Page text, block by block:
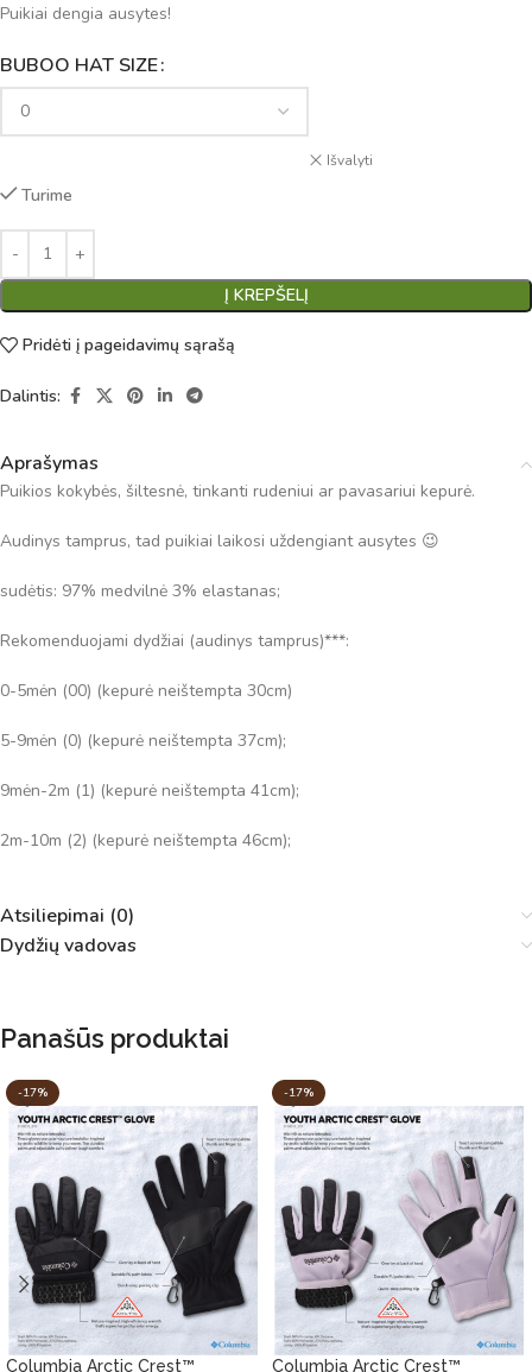
Puikiai dengia ausytes!
BUBOO HAT SIZE
Išvalyti
Turime
Į KREPŠELĮ
Alternative:
Pridėti į pageidavimų sąrašą
Dalintis:
Aprašymas
Puikios kokybės, šiltesnė, tinkanti rudeniui ar pavasariui kepurė.
Audinys tamprus, tad puikiai laikosi uždengiant ausytes 😉
sudėtis: 97% medvilnė 3% elastanas;
Rekomenduojami dydžiai (audinys tamprus)***:
0-5mėn (00) (kepurė neištempta 30cm)
5-9mėn (0) (kepurė neištempta 37cm);
9mėn-2m (1) (kepurė neištempta 41cm);
2m-10m (2) (kepurė neištempta 46cm);
Atsiliepimai (0)
Dydžių vadovas
Panašūs produktai
-17%
Columbia Arctic Crest™
-17%
Columbia Arctic Crest™